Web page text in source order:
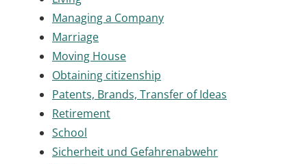
Managing a Company
Marriage
Moving House
Obtaining citizenship
Patents, Brands, Transfer of Ideas
Retirement
School
Sicherheit und Gefahrenabwehr